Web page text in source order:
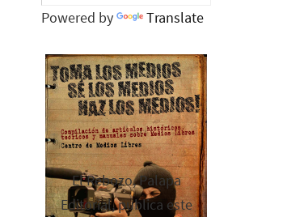
Powered by Translate
El Rebozo, Palapa
Editorial, publica este